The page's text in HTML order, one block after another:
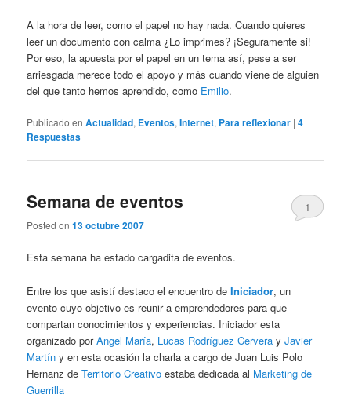
A la hora de leer, como el papel no hay nada. Cuando quieres
leer un documento con calma ¿Lo imprimes? ¡Seguramente si!
Por eso, la apuesta por el papel en un tema así, pese a ser
arriesgada merece todo el apoyo y más cuando viene de alguien
del que tanto hemos aprendido, como Emilio.
Publicado en Actualidad, Eventos,Internet, Para reflexionar |4
Respuestas
Semana de eventos
Posted on13 octubre 2007
1
Esta semana ha estado cargadita de eventos.
Entre los que asistí destaco el encuentro deIniciador, un
evento cuyo objetivo es reunir a emprendedores para que
compartan conocimientos y experiencias. Iniciador esta
organizado porAngel María, Lucas Rodríguez Cervera yJavier
Martín y en esta ocasión la charla a cargo de Juan Luis Polo
Hernanz deTerritorio Creativo estaba dedicada al Marketing de
Guerrilla